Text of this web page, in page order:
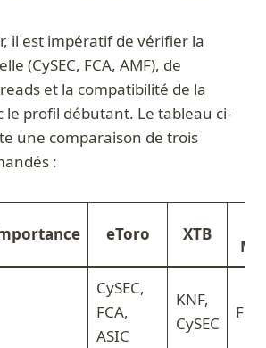
il est impératif de vérifier la
(CySEC, FCA, AMF), de
et la compatibilité de la
le profil débutant. Le tableau ci-
une comparaison de trois
:
eToro XTB
CySEC,
FCA,
ASIC
KNF,
CySEC
FCA